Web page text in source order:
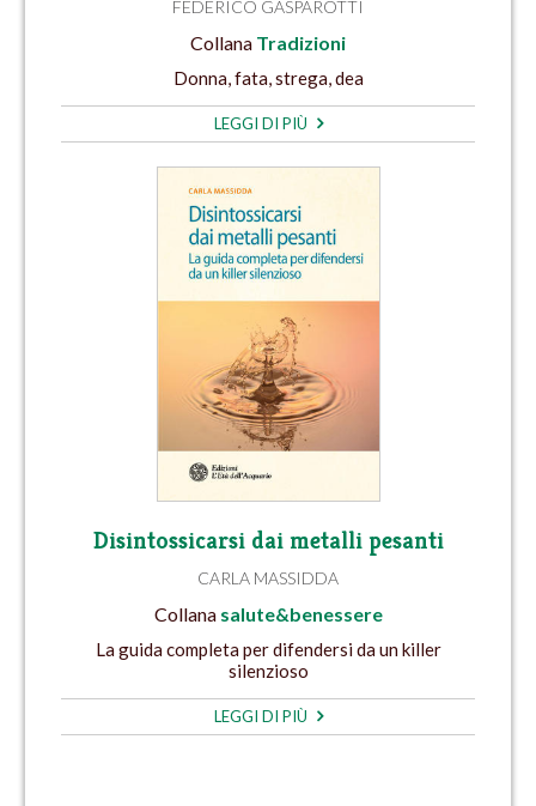
FEDERICO GASPAROTTI
Collana Tradizioni
Donna, fata, strega, dea
LEGGI DI PIÙ
Disintossicarsi dai metalli pesanti
CARLA MASSIDDA
Collana salute&benessere
La guida completa per difendersi da un killer
silenzioso
LEGGI DI PIÙ